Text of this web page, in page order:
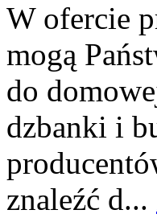
W ofercie
mogą
do
dzbanki i
znaleźć d...